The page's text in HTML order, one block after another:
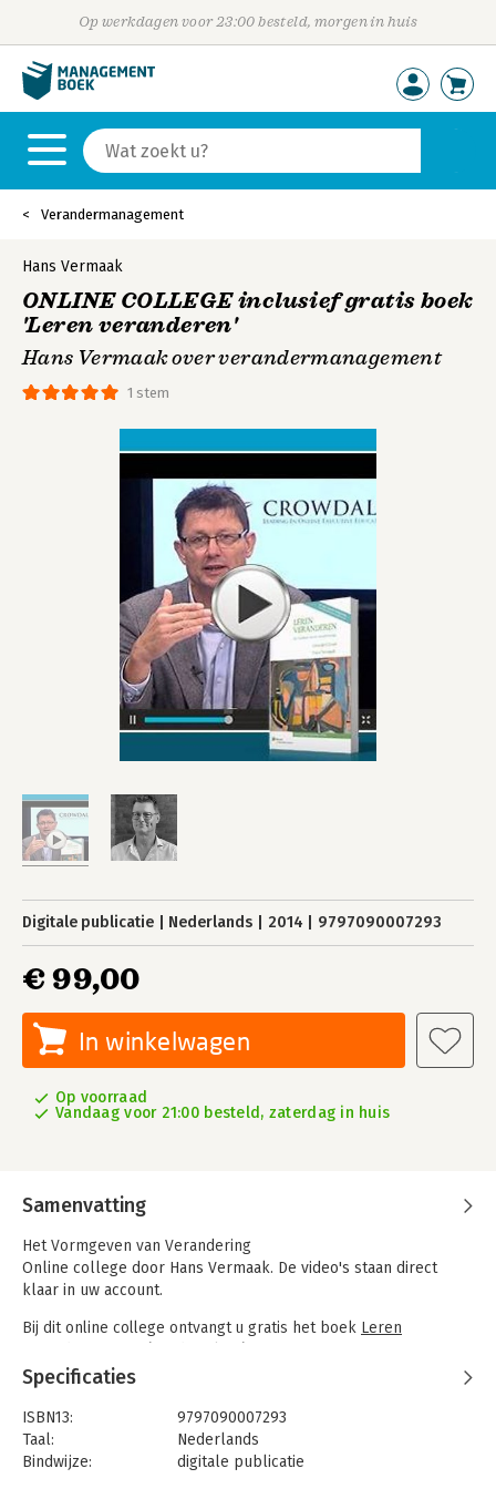
Op werkdagen voor 23:00 besteld, morgen in huis
Verandermanagement
1 stem
Hans Vermaak
ONLINE COLLEGE inclusief gratis boek
'Leren veranderen'
Hans Vermaak over verandermanagement
Digitale publicatie Nederlands 2014 9797090007293
€ 99,00
In winkelwagen
Op voorraad
Vandaag voor 21:00 besteld, zaterdag in huis
Samenvatting
Het Vormgeven van Verandering
Online college door Hans Vermaak. De video's staan direct
klaar in uw account.
Bij dit online college ontvangt u gratis het boek Leren
‘Komen we met veranderkunde toe aan de vragen die eigenlijk
het meest tellen?’
Dat verandertrajecten niet eenvoudig zijn, kan iedereen die er
mee te maken heeft gehad beamen. Hans Vermaak laat in dit
online college van anderhalf uur zien hoe u de kans op een
Specificaties
ISBN13:
9797090007293
Taal:
Nederlands
Bindwijze:
digitale publicatie